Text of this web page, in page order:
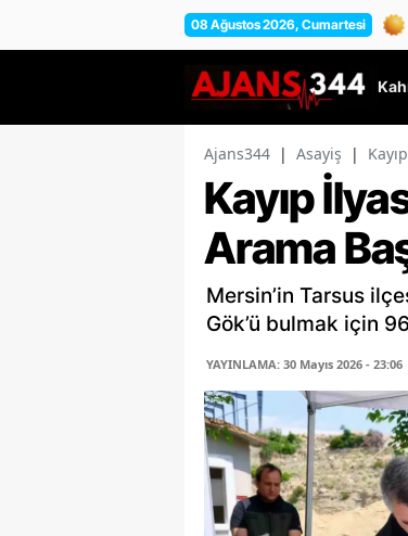
08 Ağustos 2026, Cumartesi
Ajans344 | Asayiş |
Kayıp
Arama
Mersin’in Tarsus
Gök’ü bulmak için
YAYINLAMA: 30 Mayıs 2026 - 23:06